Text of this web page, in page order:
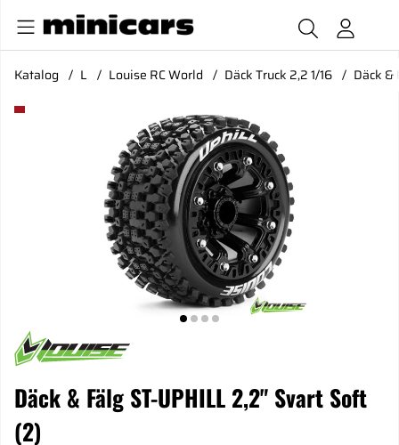
Katalog L Louise RC World Däck Truck 2,2 1/16 Däck &
Produktbilder Däck & Fälg ST-UPHILL 2,2" Svart Soft (2)
Däck & Fälg ST-UPHILL 2,2" Svart Soft
(2)